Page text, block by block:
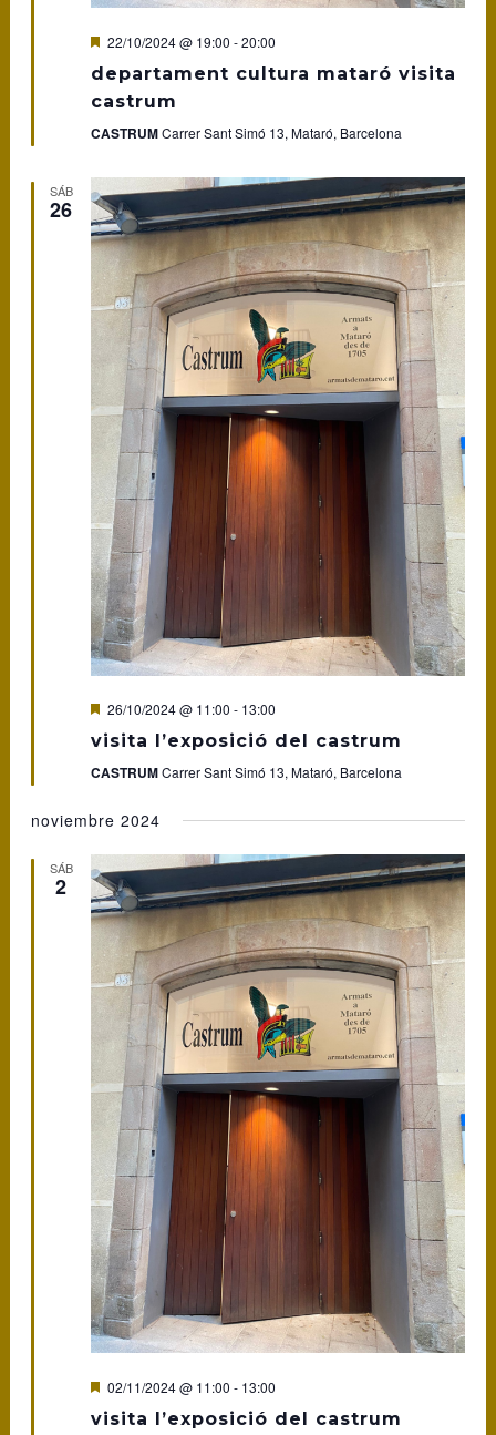
Featured
22/10/2024 @ 19:00 -20:00
departament cultura mataró visita
castrum
CASTRUMCarrer Sant Simó 13, Mataró, Barcelona
SÁB
26
Featured
26/10/2024 @ 11:00 - 13:00
visita l’exposició del castrum
CASTRUMCarrer Sant Simó 13, Mataró, Barcelona
noviembre 2024
SÁB
2
Featured
02/11/2024 @ 11:00 - 13:00
visita l’exposició del castrum